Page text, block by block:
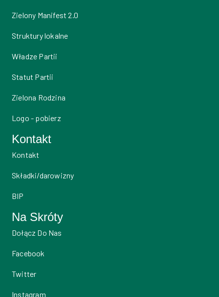
Zielony Manifest 2.0
Struktury lokalne
Władze Partii
Statut Partii
Zielona Rodzina
Logo - pobierz
Kontakt
Kontakt
Składki/darowizny
BIP
Na Skróty
Dołącz Do Nas
Facebook
Twitter
Instagram